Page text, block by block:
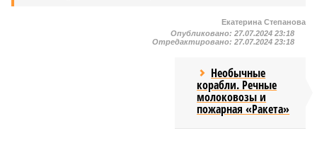
Екатерина Степанова
Опубликовано: 27.07.2024 23:18
Отредактировано: 27.07.2024 23:18
Необычные
корабли. Речные
молоковозы и
пожарная «Ракета»